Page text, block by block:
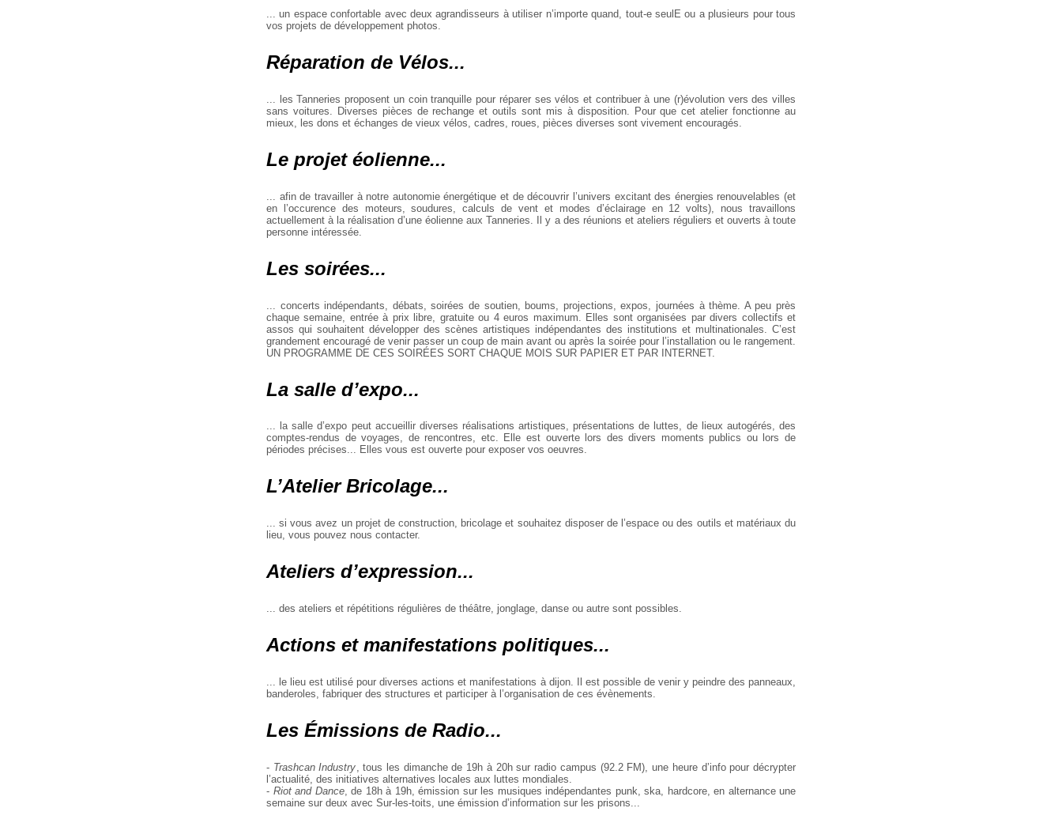
... un espace confortable avec deux agrandisseurs à utiliser n’importe quand, tout-e seulE ou a plusieurs pour tous
vos projets de développement photos.
Réparation de Vélos...
... les Tanneries proposent un coin tranquille pour réparer ses vélos et contribuer à une (r)évolution vers des villes
sans voitures. Diverses pièces de rechange et outils sont mis à disposition. Pour que cet atelier fonctionne au
mieux, les dons et échanges de vieux vélos, cadres, roues, pièces diverses sont vivement encouragés.
Le projet éolienne...
... afin de travailler à notre autonomie énergétique et de découvrir l’univers excitant des énergies renouvelables (et
en l’occurence des moteurs, soudures, calculs de vent et modes d’éclairage en 12 volts), nous travaillons
actuellement à la réalisation d’une éolienne aux Tanneries. Il y a des réunions et ateliers réguliers et ouverts à toute
personne intéressée.
Les soirées...
... concerts indépendants, débats, soirées de soutien, boums, projections, expos, journées à thème. A peu près
chaque semaine, entrée à prix libre, gratuite ou 4 euros maximum. Elles sont organisées par divers collectifs et
assos qui souhaitent développer des scènes artistiques indépendantes des institutions et multinationales. C’est
grandement encouragé de venir passer un coup de main avant ou après la soirée pour l’installation ou le rangement.
UN PROGRAMME DE CES SOIRÉES SORT CHAQUE MOIS SUR PAPIER ET PAR INTERNET.
La salle d’expo...
... la salle d’expo peut accueillir diverses réalisations artistiques, présentations de luttes, de lieux autogérés, des
comptes-rendus de voyages, de rencontres, etc. Elle est ouverte lors des divers moments publics ou lors de
périodes précises... Elles vous est ouverte pour exposer vos oeuvres.
L’Atelier Bricolage...
... si vous avez un projet de construction, bricolage et souhaitez disposer de l’espace ou des outils et matériaux du
lieu, vous pouvez nous contacter.
Ateliers d’expression...
... des ateliers et répétitions régulières de théâtre, jonglage, danse ou autre sont possibles.
Actions et manifestations politiques...
... le lieu est utilisé pour diverses actions et manifestations à dijon. Il est possible de venir y peindre des panneaux,
banderoles, fabriquer des structures et participer à l’organisation de ces évènements.
Les Émissions de Radio...
- Trashcan Industry , tous les dimanche de 19h à 20h sur radio campus (92.2 FM), une heure d’info pour décrypter
l’actualité, des initiatives alternatives locales aux luttes mondiales.
- Riot and Dance, de 18h à 19h, émission sur les musiques indépendantes punk, ska, hardcore, en alternance une
semaine sur deux avec Sur-les-toits, une émission d’information sur les prisons...